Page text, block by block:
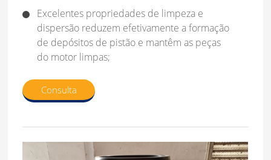
Excelentes propriedades de limpeza e
dispersão reduzem efetivamente a formação
de depósitos de pistão e mantêm as peças
do motor limpas;
Consulta